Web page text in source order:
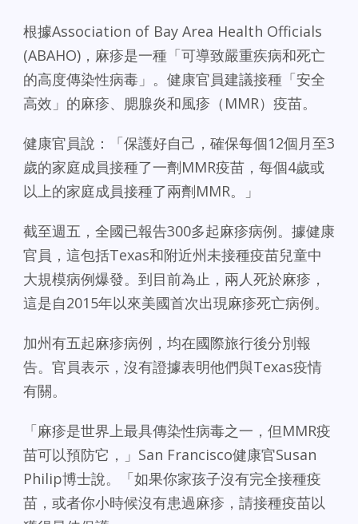
根據Association of Bay Area Health Officials
(ABAHO)，麻疹是一種「可導致嚴重疾病和死亡
的高度傳染性病毒」。健康官員建議接種「安全
高效」的麻疹、腮腺炎和風疹（MMR）疫苗。
健康官員說：「保護好自己，確保每個12個月至3
歲的家庭成員接種了一劑MMR疫苗，每個4歲或
以上的家庭成員接種了兩劑MMR。」
截至週五，全國已報告300多起麻疹病例。據健康
官員，這包括Texas和附近州未接種疫苗兒童中
大規模病例爆發。到目前為止，兩人死於麻疹，
這是自2015年以來美國首次出現麻疹死亡病例。
加州有五起麻疹病例，均在國際旅行後分別報
告。官員表示，沒有證據表明他們與Texas疫情
有關。
「麻疹是世界上最具傳染性病毒之一，但MMR疫
苗可以預防它，」San Francisco健康官Susan
Philip博士說。「如果你家孩子沒有完全接種疫
苗，或者你小時候沒有患過麻疹，請接種疫苗以